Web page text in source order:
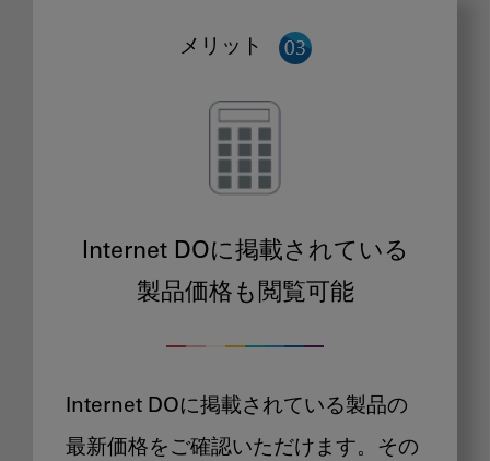
メリット
Internet DOに掲載されている
製品価格も閲覧可能
Internet DOに掲載されている製品の
最新価格をご確認いただけます。その